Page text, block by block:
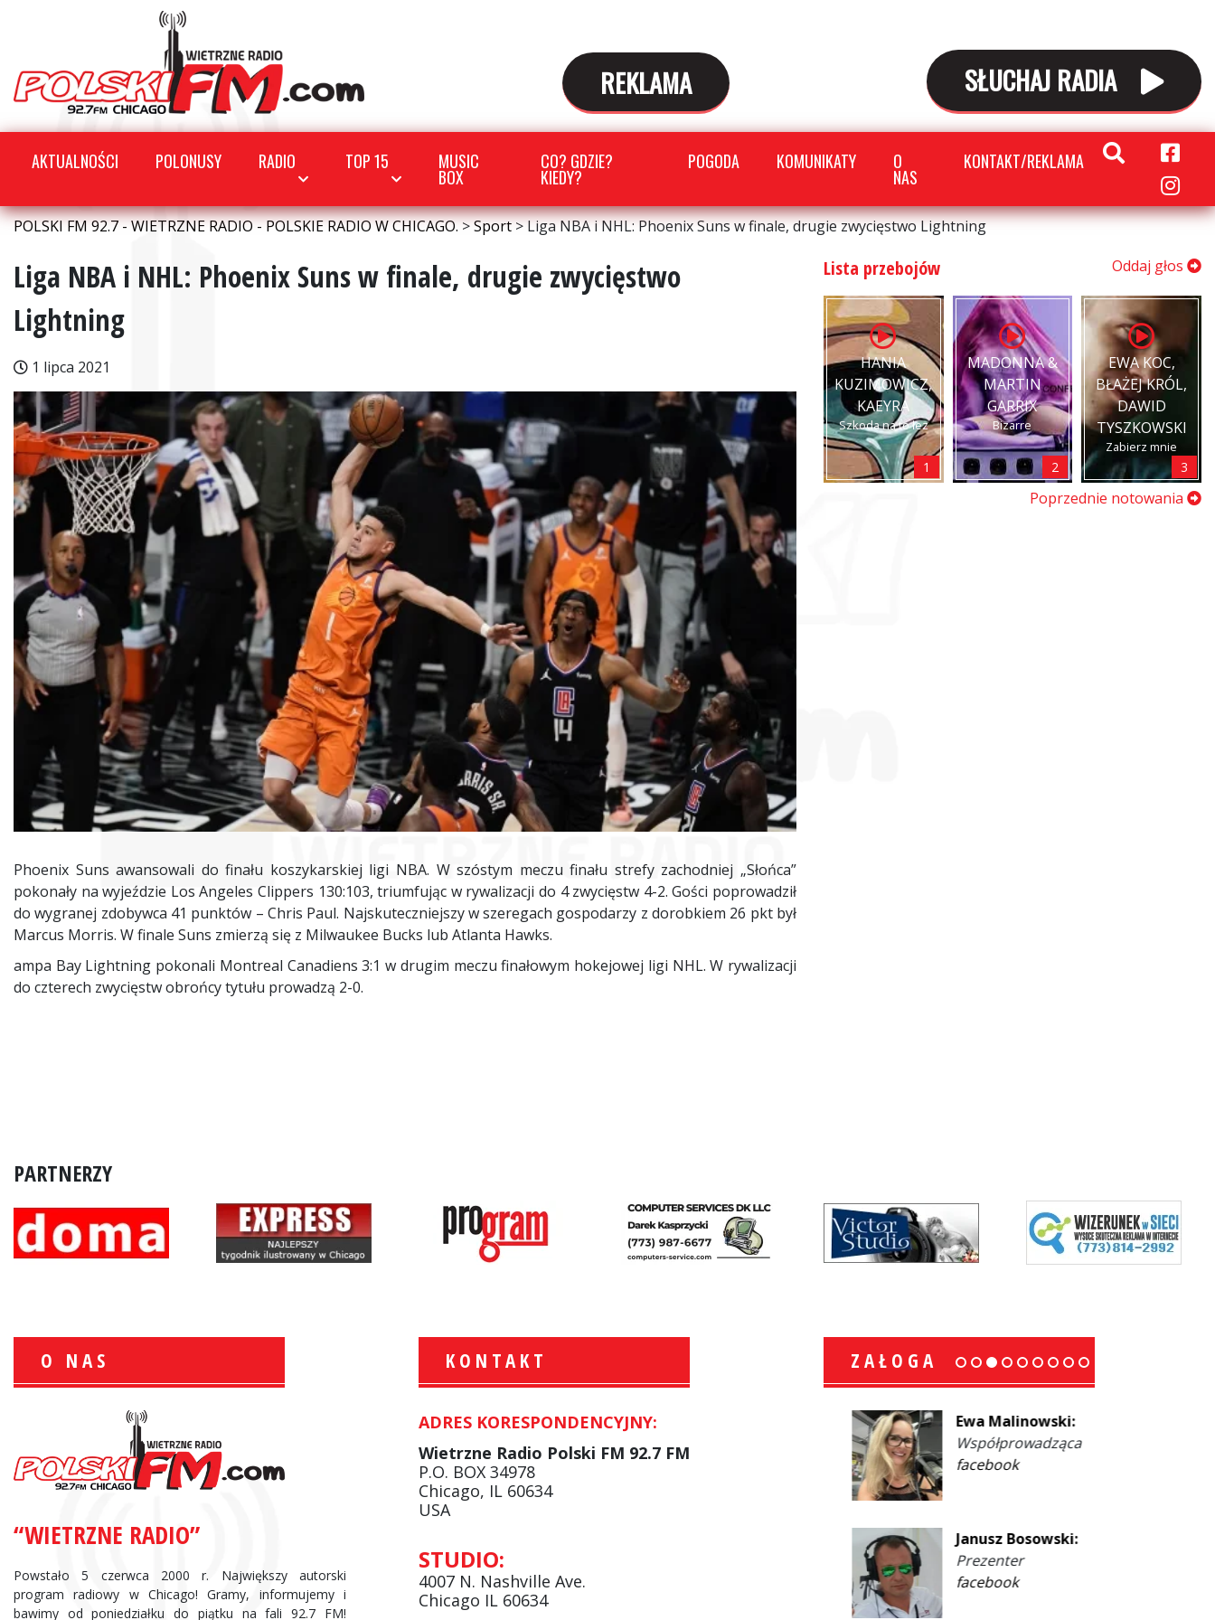
REKLAMA SŁUCHAJ RADIA
AKTUALNOŚCI POLONUSY RADIO TOP 15 MUSIC
BOX
CO? GDZIE?
KIEDY?
POGODA KOMUNIKATY O
NAS
KONTAKT/REKLAMA
POLSKI FM 92.7 - WIETRZNE RADIO - POLSKIE RADIO W CHICAGO.>Sport>Liga NBA i NHL: Phoenix Suns w finale, drugie zwycięstwo Lightning
Liga NBA i NHL: Phoenix Suns w finale, drugie zwycięstwo
Lightning
1 lipca 2021
Phoenix Suns awansowali do finału koszykarskiej ligi NBA. W szóstym meczu finału strefy zachodniej „Słońca”
pokonały na wyjeździe Los Angeles Clippers 130:103, triumfując w rywalizacji do 4 zwycięstw 4-2. Gości poprowadził
do wygranej zdobywca 41 punktów – Chris Paul. Najskuteczniejszy w szeregach gospodarzy z dorobkiem 26 pkt był
Marcus Morris. W finale Suns zmierzą się z Milwaukee Bucks lub Atlanta Hawks.
ampa Bay Lightning pokonali Montreal Canadiens 3:1 w drugim meczu finałowym hokejowej ligi NHL. W rywalizacji
do czterech zwycięstw obrońcy tytułu prowadzą 2-0.
Lista przebojów Oddaj głos
HANIA
KUZIMOWICZ,
KAEYRA
Szkoda na to łez
1
MADONNA &
MARTIN
GARRIX
Bizarre
2
EWA KOC,
BŁAŻEJ KRÓL,
DAWID
TYSZKOWSKI
Zabierz mnie
3
Poprzednie notowania
PARTNERZY
O NAS
“WIETRZNE RADIO”
Powstało 5 czerwca 2000 r. Największy autorski
program radiowy w Chicago! Gramy, informujemy i
bawimy od poniedziałku do piątku na fali 92.7 FM!
KONTAKT
ADRES KORESPONDENCYJNY:
Wietrzne Radio Polski FM 92.7 FM
P.O. BOX 34978
Chicago, IL 60634
USA
STUDIO:
4007 N. Nashville Ave.
Chicago IL 60634
ZAŁOGA
Komentator
facebook
Andrzej Wąsewicz:
Marcin Jabłkowski:
Serwisy Informacyjne
facebook
Ewa Malinowski:
Współprowadząca
facebook
Janusz Bosowski:
Prezenter
facebook